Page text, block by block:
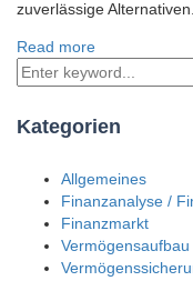
zuverlässige
Read more
Kategorien
Allgemeines
Finanzanalyse /
Finanzmarkt
Vermögensaufbau